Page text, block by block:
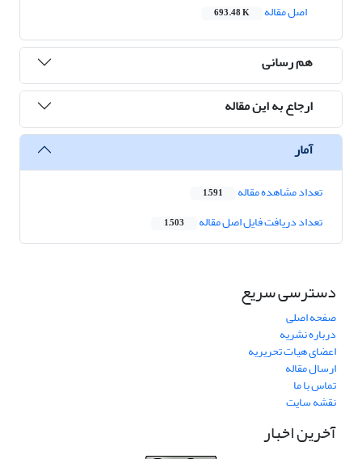
اصل مقاله
693.48 K
هم رسانی
ارجاع به این مقاله
آمار
تعداد مشاهده مقاله 1,591
تعداد دریافت فایل اصل مقاله 1,503
دسترسی سریع
صفحه اصلی
درباره نشریه
اعضای هیات تحریریه
ارسال مقاله
تماس با ما
نقشه سایت
آخرین اخبار